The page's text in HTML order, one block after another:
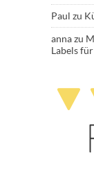
Paul zu
annazu
Labels